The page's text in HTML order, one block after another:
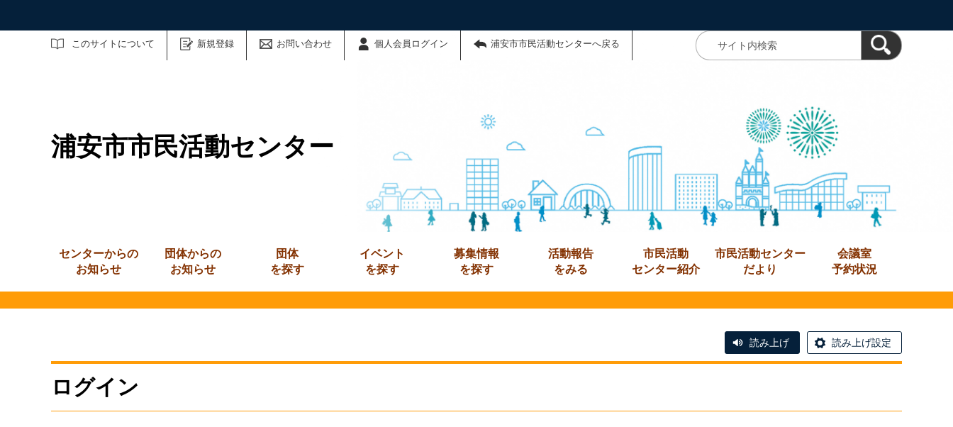
このサイトについて 新規登録 お問い合わせ 個人会員ログイン 浦安市市民活動センターへ戻る
サイト内検索
浦安市市民活動センター
センターからの
お知らせ
団体からの
お知らせ
団体
を探す
イベント
を探す
募集情報
を探す
活動報告
をみる
市民活動
センター紹介
市民活動センター
だより
会議室
予約状況
読み上げ 読み上げ設定
ログイン